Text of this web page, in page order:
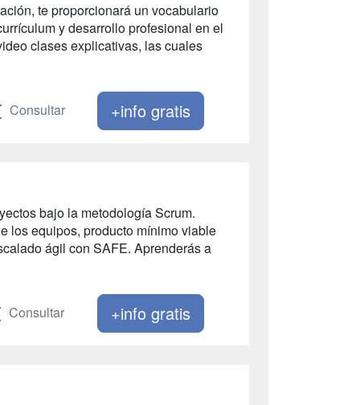
te proporcionará un vocabulario
y desarrollo profesional en el
clases explicativas, las cuales
Consultar +info gratis
bajo la metodología Scrum.
los equipos, producto mínimo viable
ágil con SAFE. Aprenderás a
Consultar +info gratis